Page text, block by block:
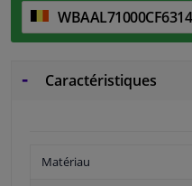
Caractéristiques
Matériau